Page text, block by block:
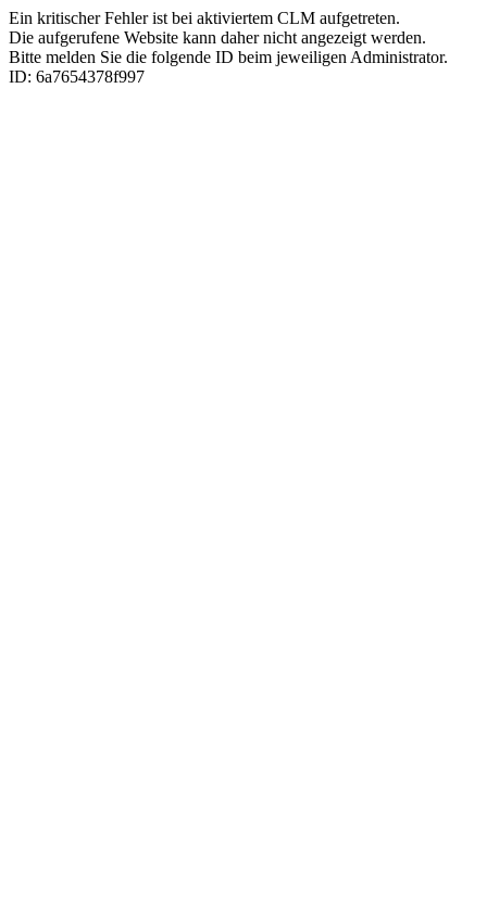
Ein kritischer Fehler ist bei aktiviertem CLM aufgetreten.
Die aufgerufene Website kann daher nicht angezeigt werden.
Bitte melden Sie die folgende ID beim jeweiligen Administrator.
ID: 6a7654378f997